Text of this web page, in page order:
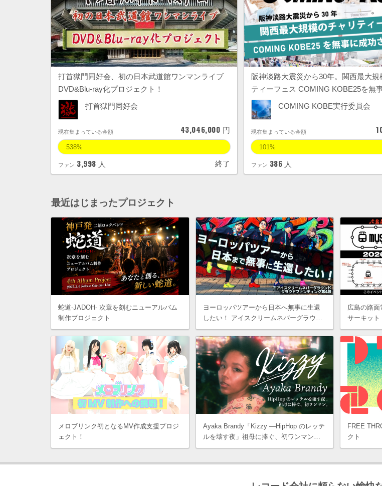
打首獄門同好会、初の日本武道館ワンマンライブ
DVD&Blu-ray化プロジェクト！
打首獄門同好会
現在集まっている金額 43,046,000 円
538%
ファン 3,998 人 終了
阪神淡路大震災から30年。関西最大規
ティーフェス COMING KOBE25を無
COMING KOBE実行委員会
現在集まっている金額
101%
ファン 386 人
最近はじまったプロジェクト
蛇道-JADOH- 次章を刻むニューアルバム
制作プロジェクト
ヨーロッパツアーから日本へ無事に生還
したい！ アイスクリームネバーグラウ…
広島の路
サーキッ
メロブリンク初となるMV作成支援プロジ
ェクト！
Ayaka Brandy「Kizzy —HipHop のレッテ
ルを壊す夜」祖母に捧ぐ、初ワンマン…
FREE
クト